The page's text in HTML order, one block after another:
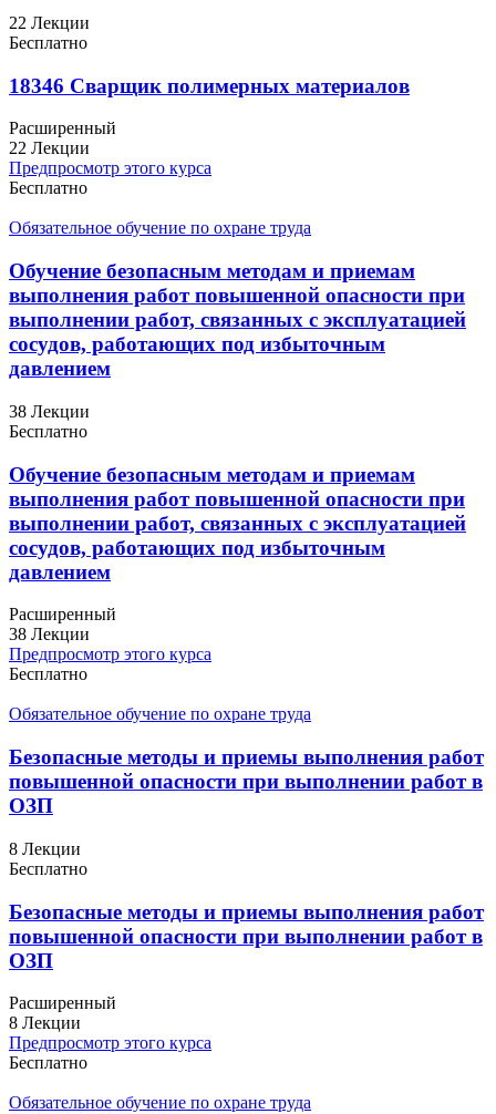
22 Лекции
Бесплатно
18346 Сварщик полимерных материалов
Расширенный
22 Лекции
Предпросмотр этого курса
Бесплатно
Обязательное обучение по охране труда
Обучение безопасным методам и приемам
выполнения работ повышенной опасности при
выполнении работ, связанных с эксплуатацией
сосудов, работающих под избыточным
давлением
38 Лекции
Бесплатно
Обучение безопасным методам и приемам
выполнения работ повышенной опасности при
выполнении работ, связанных с эксплуатацией
сосудов, работающих под избыточным
давлением
Расширенный
38 Лекции
Предпросмотр этого курса
Бесплатно
Обязательное обучение по охране труда
Безопасные методы и приемы выполнения работ
повышенной опасности при выполнении работ в
ОЗП
8 Лекции
Бесплатно
Безопасные методы и приемы выполнения работ
повышенной опасности при выполнении работ в
ОЗП
Расширенный
8 Лекции
Предпросмотр этого курса
Бесплатно
Обязательное обучение по охране труда